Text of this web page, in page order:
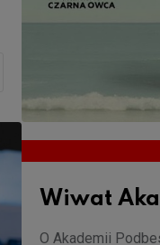
Wiwat
O Akademii